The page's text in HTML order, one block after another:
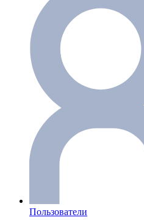
Пользователи